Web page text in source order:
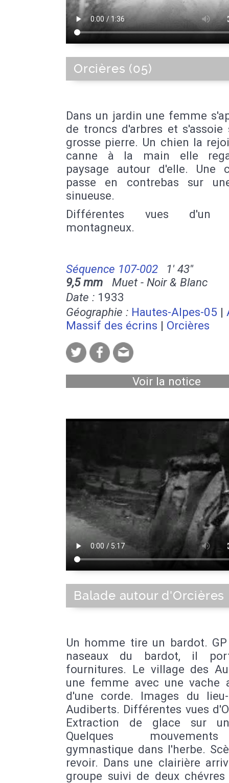
Orcières (05)
Dans un jardin une femme
de troncs d'arbres et s'assoie
grosse pierre. Un chien la
canne à la main elle
paysage autour d'elle. Une
passe en contrebas sur
sinueuse.
Différentes vues d'un
montagneux.
Séquence 107-002
1' 43''
9,5 mm Muet - Noir & Blanc
Date : 1933
Géographie : Hautes-Alpes-05 |
Massif des écrins | Orcières
Voir la notice
Balade autour d'Orcières
Un homme tire un bardot.
naseaux du bardot, il
fournitures. Le village des
une femme avec une vache
d'une corde. Images du
Audiberts. Différentes vues
Extraction de glace sur
Quelques
gymnastique dans l'herbe.
revoir. Dans une clairière
groupe suivi de deux